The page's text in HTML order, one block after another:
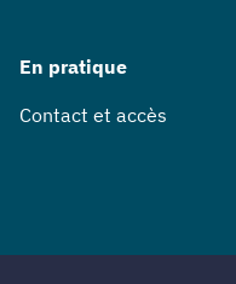
En pratique
Contact et accès